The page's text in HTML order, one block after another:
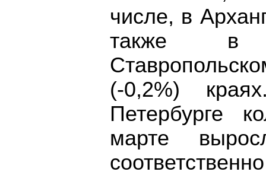
числе, в
также в
(-0,2%)
Петербурге
марте